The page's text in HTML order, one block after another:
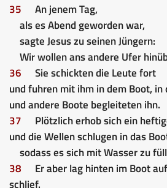
35
An jenem Tag,
als es Abend geworden war,
sagte Jesus zu seinen Jüngern:
Wir wollen ans andere Ufer
36
Sie schickten die Leute fort
und fuhren mit ihm in dem Boot, in
und andere Boote begleiteten ihn.
37
Plötzlich erhob sich ein
und die Wellen schlugen in das
sodass es sich mit Wasser zu
38
Er aber lag hinten im Boot
schlief.